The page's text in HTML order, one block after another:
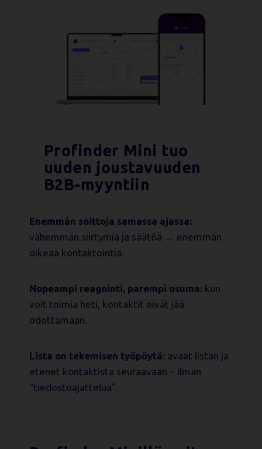
Profinder Mini tuo
uuden joustavuuden
B2B-myyntiin
Enemmän soittoja samassa ajassa:
vähemmän siirtymiä ja säätöä → enemmän
oikeaa kontaktointia.
Nopeampi reagointi, parempi osuma: kun
voit toimia heti, kontaktit eivät jää
odottamaan.
Lista on tekemisen työpöytä: avaat listan ja
etenet kontaktista seuraavaan – ilman
“tiedostoajattelua”.